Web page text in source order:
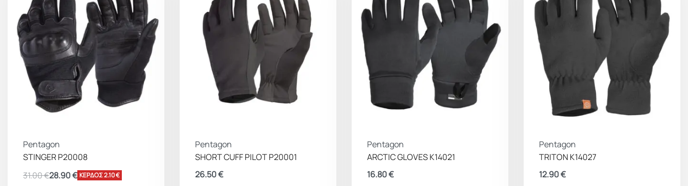
Pentagon
STINGER P20008
31.00€28.90€ ΚΕΡΔΟΣ 2.10 €
Pentagon
SHORT CUFF PILOT P20001
26.50€
Pentagon
ARCTIC GLOVES K14021
16.80€
Pentagon
TRITON K14027
12.90€